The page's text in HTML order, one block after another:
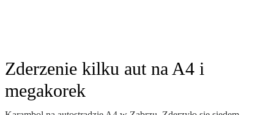
Zderzenie kilku aut na A4 i
megakorek